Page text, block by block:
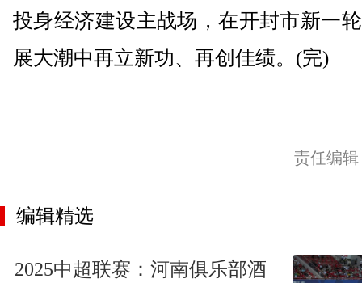
投身经济建设主战场，在开封市新一
展大潮中再立新功、再创佳绩。(完)
责任编
编辑精选
2025中超联赛：河南俱乐部酒